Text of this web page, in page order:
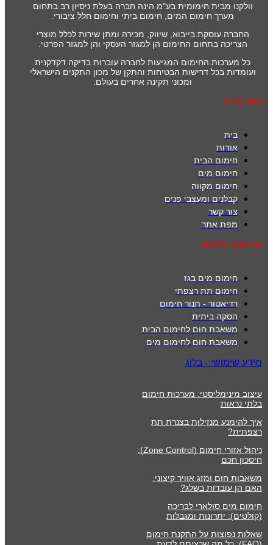
וולקנו מבית חימומית בע"מ הינה חברה בעלת ניסיון רב בתחום
מערך חימום המים, חימום ביתי וחימום חלל ציבורי.
החברה עוסקת בייבוא, שיווק, מכירה ומתן שירות לכלל מוצרי
הצריכה בתחום החימום הן למגזר העסקי והן למגזר הפרטי.
כל מערכות החימום המגיעות לחברה עוברות בדיקה דקדקנית
ועומדות בכל דרישות הבטיחות והתקן של מכון התקנים הישראלי
ומכוני תקינה אחרים בעולם.
ניווט מהיר
בית
אודות
חימום הבית
חימום מים
חימום מקווה
קבלנים ומעצבי פנים
צור קשר
מפת אתר
פתרונות חימום
חימום מים בגז
חימום תת רצפתי
רדיאטור - תנור חימום
הסקה ביתית
משאבת חום לחימום הבית
משאבת חום לחימום מים
מידע שימושי - בלוג
עיצוב מינימליסטי: מערכות חימום
בלתי נראות
איך להימנע מנזילות בצנרת תת
רצפתית?
ניהול אזורי חימום (Zone Control):
חיסכון חכם
משאבות חום ומזג אוויר קיצוני:
האם הן עובדות בשלג?
חימום מים סולארי לבריכה
(קולטים): יתרונות ומגבלות
שאלות נפוצות על התקנת חימום